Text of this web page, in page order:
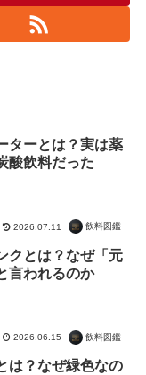
ターとは？実は薬
酸飲料だった
2026.07.11 飲料図鑑
クとは？なぜ「元
言われるのか
2026.06.15 飲料図鑑
は？なぜ緑色なの